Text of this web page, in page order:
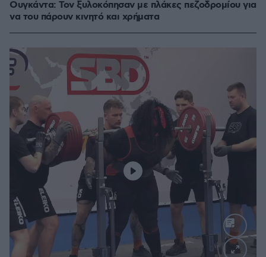
Ουγκάντα: Τον ξυλοκόπησαν με πλάκες πεζοδρομίου για
να του πάρουν κινητό και χρήματα